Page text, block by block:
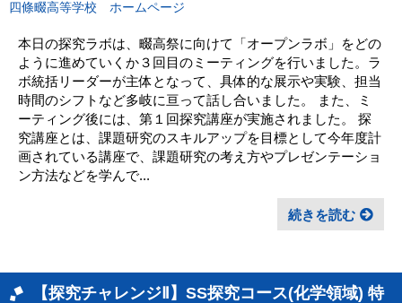
四條畷高等学校 ホームページ
本日の探究ラボは、畷高祭に向けて「オープンラボ」をどの
ように進めていくか３回目のミーティングを行いました。ラ
ボ統括リーダーが主体となって、具体的な展示や実験、担当
時間のシフトなど多岐に亘って話し合いました。 また、ミ
ーティング後には、第１回探究講座が実施されました。 探
究講座とは、課題研究のスキルアップを目標として今年度計
画されている講座で、課題研究の考え方やプレゼンテーショ
ン方法などを学んで...
続きを読む
【探究チャレンジⅡ】SS探究コース(化学領域) 特